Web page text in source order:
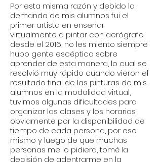
Por esta misma razón y debido la
demanda de mis alumnos fui el
primer artista en enseñar
virtualmente a pintar con aerógrafo
desde el 2016, no les miento siempre
hubo gente escéptica sobre
aprender de esta manera, lo cual se
resolvió muy rápido cuando vieron el
resultado final de las pinturas de mis
alumnos en la modalidad virtual,
tuvimos algunas dificultades para
organizar las clases y los horarios
obviamente por la disponibilidad de
tiempo de cada persona, por eso
mismo y luego de que muchas
personas me lo pidiera, tomé la
decisión de adentrarme en la